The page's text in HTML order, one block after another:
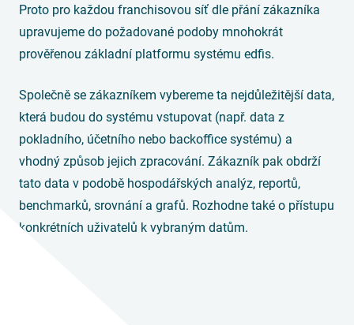
Proto pro každou franchisovou síť dle přání zákazníka
upravujeme do požadované podoby mnohokrát
prověřenou základní platformu systému edfis.
Společně se zákazníkem vybereme ta nejdůležitější data,
která budou do systému vstupovat (např. data z
pokladního, účetního nebo backoffice systému) a
vhodný způsob jejich zpracování. Zákazník pak obdrží
tato data v podobě hospodářských analýz, reportů,
benchmarků, srovnání a grafů. Rozhodne také o přístupu
konkrétních uživatelů k vybraným datům.